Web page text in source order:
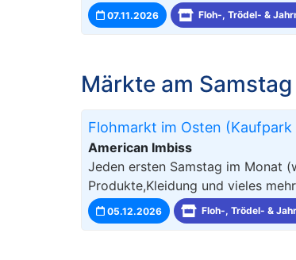
07.11.2026 Floh-, Trödel- &
Märkte am
Flohmarkt im Osten (Kaufpark
American Imbiss
Jeden ersten Samstag im Monat
Produkte,Kleidung und vieles
05.12.2026 Floh-, Trödel- &